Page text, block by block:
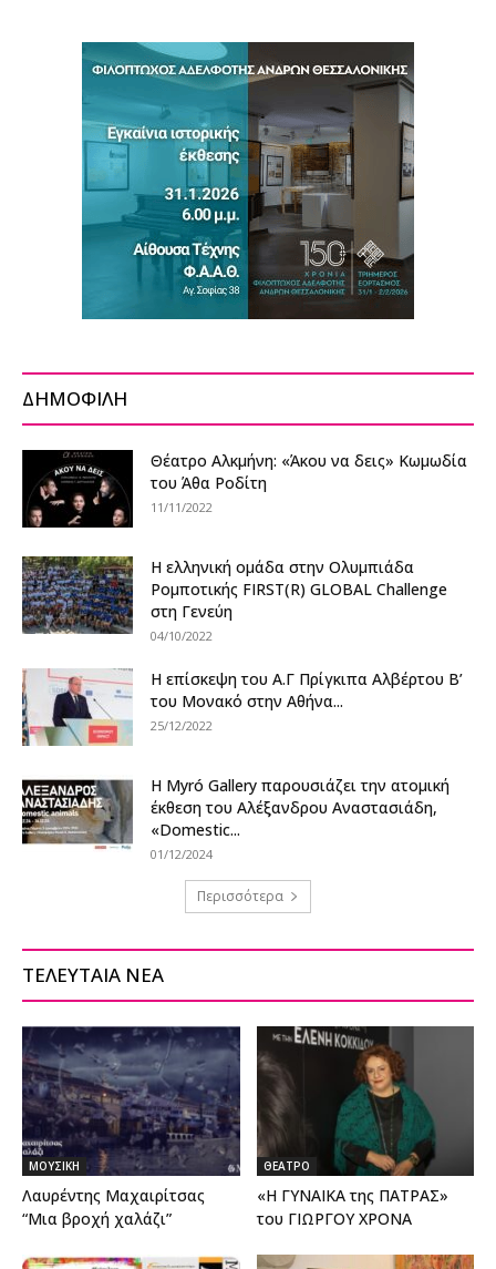
ΔΗΜΟΦΙΛΗ
Θέατρο Αλκμήνη: «Άκου να δεις» Κωμωδία
του Άθα Ροδίτη
11/11/2022
Η ελληνική ομάδα στην Ολυμπιάδα
Ρομποτικής FIRST(R) GLOBAL Challenge
στη Γενεύη
04/10/2022
Η επίσκεψη του Α.Γ Πρίγκιπα Αλβέρτου Β’
του Μονακό στην Αθήνα...
25/12/2022
Η Myró Gallery παρουσιάζει την ατομική
έκθεση του Αλέξανδρου Αναστασιάδη,
«Domestic...
01/12/2024
Περισσότερα
ΤΕΛΕΥΤΑΙΑ ΝΕΑ
ΜΟΥΣΙΚΗ
Λαυρέντης Μαχαιρίτσας
“Μια βροχή χαλάζι”
ΘΕΑΤΡΟ
«Η ΓΥΝΑΙΚΑ της ΠΑΤΡΑΣ»
του ΓΙΩΡΓΟΥ ΧΡΟΝΑ